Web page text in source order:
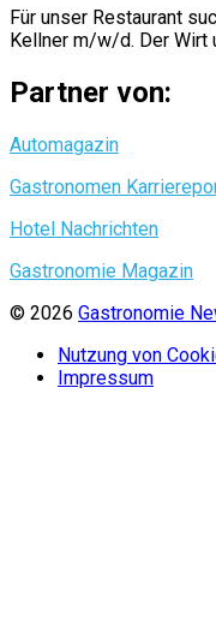
Für unser Restaurant
Kellner m/w/d. Der Wirt
Partner von:
Automagazin
Gastronomen
Hotel Nachrichten
Gastronomie Magazin
© 2026 Gastronomie
Nutzung von
Impressum